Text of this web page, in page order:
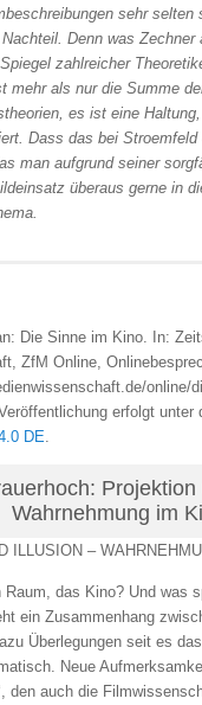
sehr selten
Denn was Zechner
zahlreicher
mehr als nur die Summe
es ist eine
Dass das bei
man aufgrund seiner
überaus gerne in
Die Sinne im Kino. In:
ZfM Online,
online/
erfolgt unter
DE.
Wahrnehmung im
ILLUSION –
das Kino? Und was
ein Zusammenhang
Überlegungen seit es
Neue
den auch die